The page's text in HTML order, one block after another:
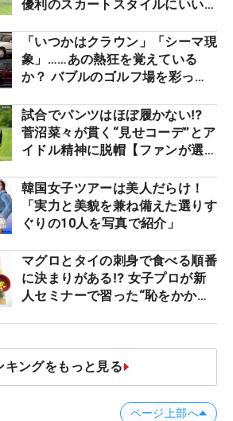
優利のスカートスタイルにいい
「いつかはクラウン」「シーマ現
象」……あの熱狂を覚えている
か？ バブルのゴルフ場を彩った
試合でパンツはほぼ履かない⁉
菅沼菜々が貫く“見せコーデ”とア
イドル精神に脱帽【ファンが選ぶ
韓国女子ツアーは美人だらけ！
「実力と美貌を兼ね備えた選りす
ぐりの10人を写真で紹介」
マグロとタイの刺身で食べる順番
に決まりがある⁉ 女子プロが新
人セミナーで習った“恥をかかな
キングをもっと見る
ページ上部へ